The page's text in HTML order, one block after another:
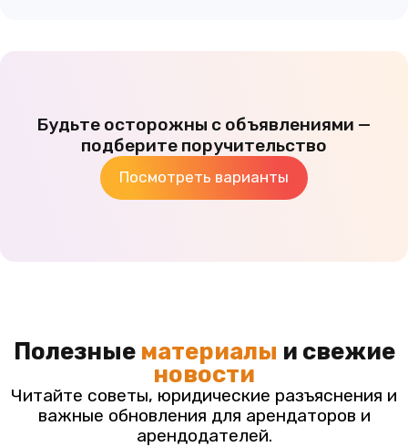
Будьте осторожны с объявлениями —
подберите поручительство
Посмотреть варианты
Полезные материалы и свежие
новости
Читайте советы, юридические разъяснения и
важные обновления для арендаторов и
арендодателей.